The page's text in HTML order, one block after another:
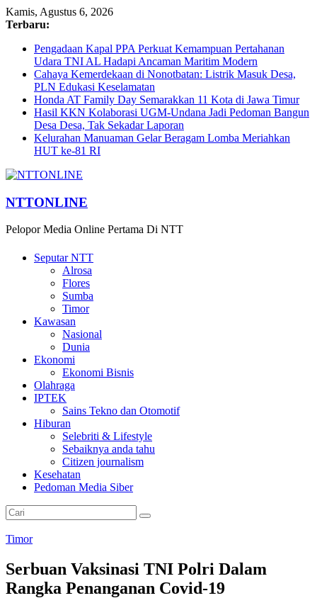
Kamis, Agustus 6, 2026
Terbaru:
Pengadaan Kapal PPA Perkuat Kemampuan Pertahanan
Udara TNI AL Hadapi Ancaman Maritim Modern
Cahaya Kemerdekaan di Nonotbatan: Listrik Masuk Desa,
PLN Edukasi Keselamatan
Honda AT Family Day Semarakkan 11 Kota di Jawa Timur
Hasil KKN Kolaborasi UGM-Undana Jadi Pedoman Bangun
Desa Desa, Tak Sekadar Laporan
Kelurahan Manuaman Gelar Beragam Lomba Meriahkan
HUT ke-81 RI
NTTONLINE
Pelopor Media Online Pertama Di NTT
Seputar NTT
Alrosa
Flores
Sumba
Timor
Kawasan
Nasional
Dunia
Ekonomi
Ekonomi Bisnis
Olahraga
IPTEK
Sains Tekno dan Otomotif
Hiburan
Selebriti & Lifestyle
Sebaiknya anda tahu
Citizen journalism
Kesehatan
Pedoman Media Siber
Timor
Serbuan Vaksinasi TNI Polri Dalam
Rangka Penanganan Covid-19